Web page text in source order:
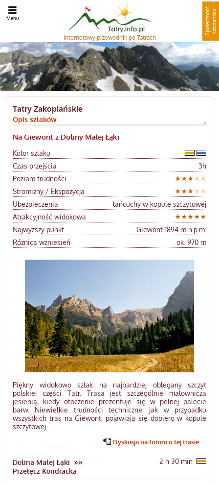
Internetowy przewodnik po Tatrach
S
p
o
ł
e
c
z
n
oś
ć
t
a
t
r
z
a
ń
s
ka
Menu
Tatry Zakopiańskie
Opis szlaków
Na Giewont z Doliny Małej Łąki
Kolor szlaku
Czas przejścia
3h
Poziom trudności
Stromizny / Ekspozycja
Ubezpieczenia
łańcuchy w kopule szczytowej
Atrakcyjność widokowa
Najwyższy punkt
Giewont 1894 m n.p.m.
Różnica wzniesień
ok. 970 m
Piękny widokowo szlak na najbardziej oblegany szczyt
polskiej części Tatr. Trasa jest szczególnie malownicza
jesienią, kiedy otoczenie prezentuje się w pełnej palecie
barw. Niewielkie trudności techniczne, jak w przypadku
wszystkich tras na Giewont, pojawiają się dopiero w kopule
szczytowej.
Dyskusja na forum o tej trasie
Dolina Małej Łąki »»
Przełęcz Kondracka
2 h 30 min